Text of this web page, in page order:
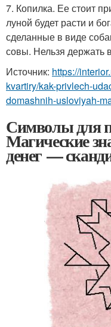
7. Копилка. Ее стоит
луной будет расти и
сделанные в виде
совы. Нельзя держать
Источник: https://
kvartiry/kak-privlech-
domashnih-usloviyah-
Символы для
Магические
денег —